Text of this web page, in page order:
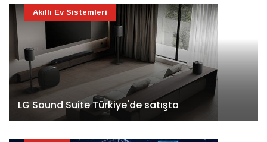
LG Sound Suite Türkiye'de satışta
Akıllı Ev Sistemleri